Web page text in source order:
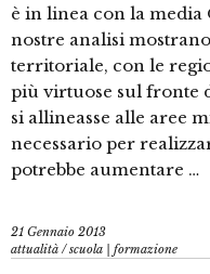
è in linea con la
nostre analisi
territoriale, con le
più virtuose sul fronte
si allineasse alle aree
necessario per
potrebbe aumentare …
21 Gennaio 2013
attualità /scuola | formazione